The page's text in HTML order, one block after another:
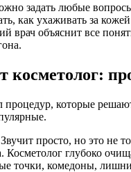
задать любые
как ухаживать за
врач объяснит все
косметолог:
процедур, которые
просто, но это не
Косметолог глубоко
точки, комедоны,